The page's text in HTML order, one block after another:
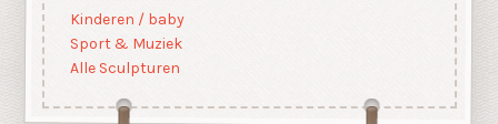
Kinderen / baby
Sport & Muziek
Alle Sculpturen